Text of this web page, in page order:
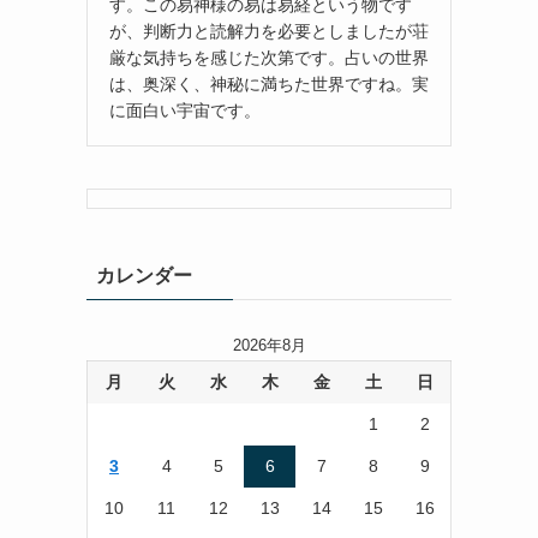
す。この易神様の易は易経という物です
が、判断力と読解力を必要としましたが荘
厳な気持ちを感じた次第です。占いの世界
は、奥深く、神秘に満ちた世界ですね。実
に面白い宇宙です。
カレンダー
2026年8月
月 火 水 木 金 土 日
1 2
3 4 5 6 7 8 9
10 11 12 13 14 15 16